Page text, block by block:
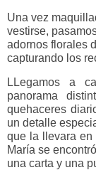
Una vez
vestirse,
adornos florales
capturando los
LLegamos a
panorama
quehaceres
un detalle
que la llevara en
María se
una carta y una